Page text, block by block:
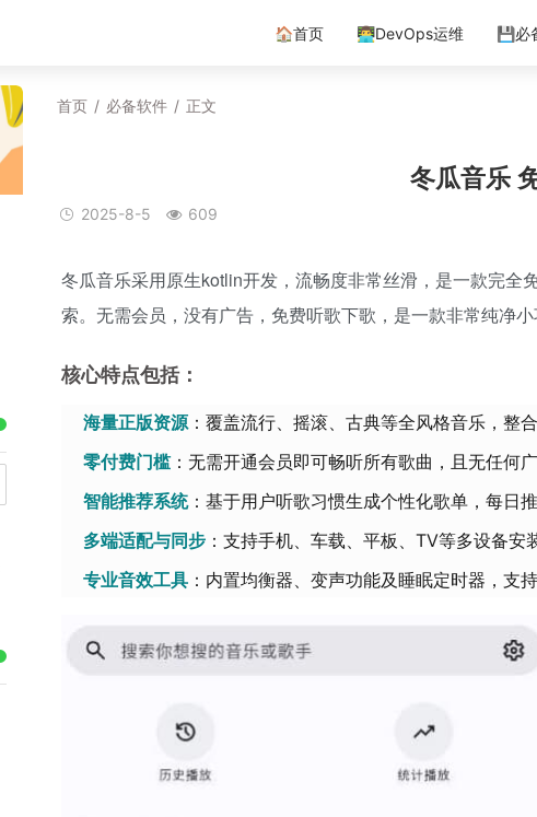
🏠首页 👨‍💻DevOps运维 💾必
首页 / 必备软件 / 正文
冬瓜音乐
2025-8-5 609
冬瓜音乐采用原生kotlin开发，流畅度非常丝滑，是一款完全
索。无需会员，没有广告，免费听歌下歌，是一款非常纯净小
核心特点包括：
​海量正版资源​ ：覆盖流行、摇滚、古典等全风格音乐，整
​零付费门槛​：无需开通会员即可畅听所有歌曲，且无任何
​智能推荐系统​：基于用户听歌习惯生成个性化歌单，每日
​多端适配与同步​ ：支持手机、车载、平板、TV等多设备
​专业音效工具​ ：内置均衡器、变声功能及睡眠定时器，支